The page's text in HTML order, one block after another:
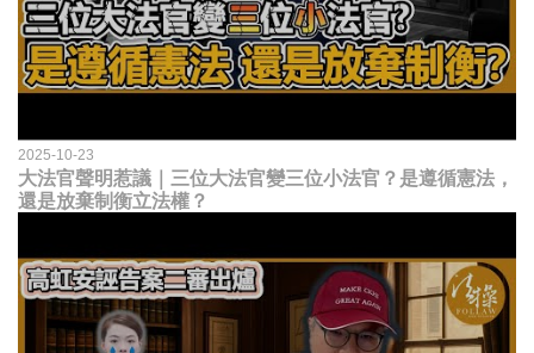
2025-10-23
大法官聲明惹議｜三位大法官變三位小法官？是遵循憲法，
還是放棄制衡立法權？